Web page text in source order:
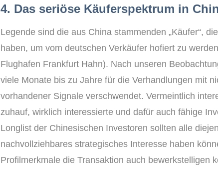
4. Das seriöse Käuferspektrum in
Legende sind die aus China stammenden „Käufer“,
haben, um vom deutschen Verkäufer hofiert zu
Flughafen Frankfurt Hahn). Nach unseren
viele Monate bis zu Jahre für die Verhandlungen mit
vorhandener Signale verschwendet. Vermeintlich
zuhauf, wirklich interessierte und dafür auch fähige
Longlist der Chinesischen Investoren sollten alle
nachvollziehbares strategisches Interesse haben
Profilmerkmale die Transaktion auch bewerkstelligen